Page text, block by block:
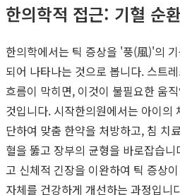
한의학적 접근: 기혈 순
한의학에서는 틱 증상을 '풍(風)'의
되어 나타나는 것으로 봅니다. 스트
흐름이 막히면, 이것이 불필요한 움
것입니다. 시작한의원에서는 아이의
단하여 맞춤 한약을 처방하고, 침 치
혈을 뚫고 장부의 균형을 바로잡습
고 신체적 긴장을 이완하여 틱 증상
자체를 건강하게 개선하는 과정입니